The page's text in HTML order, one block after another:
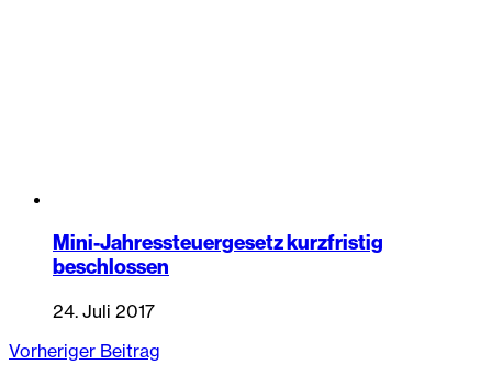
Mini-Jahressteuergesetz kurzfristig
beschlossen
24. Juli 2017
Vorheriger Beitrag